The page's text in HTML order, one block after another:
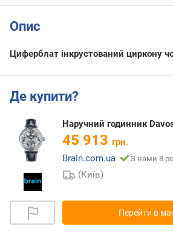
Опис
Циферблат інкрустований циркону
Де купити?
Наручний годинник
45 913 грн.
Brain.com.ua
З нами 8
(Київ)
Перейти в